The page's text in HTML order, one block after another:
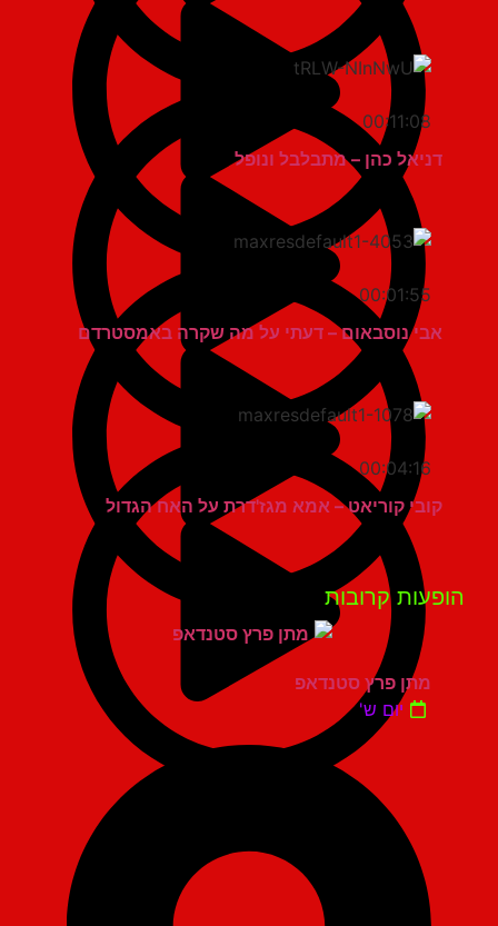
00:11:08
דניאל כהן – מתבלבל ונופל
00:01:55
אבי נוסבאום – דעתי על מה שקרה באמסטרדם
00:04:16
קובי קוריאט – אמא מגז'דרת על האח הגדול
קרובות
מתן פרץ סטנדאפ
יום ש'